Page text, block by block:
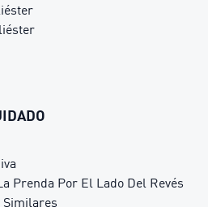
Prenda Por El Lado Del Revés
Similares